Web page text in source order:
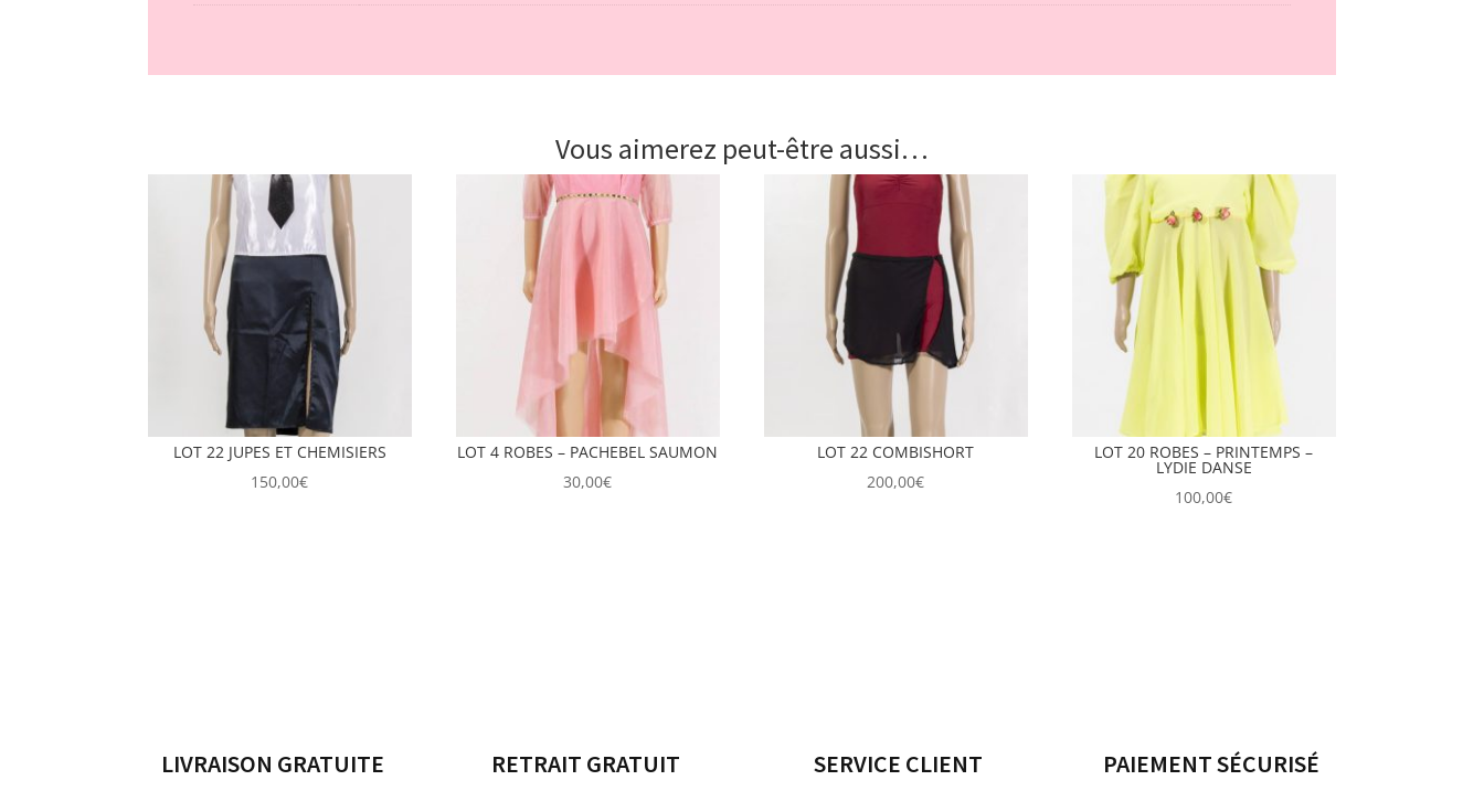
Vous aimerez peut-être aussi…
LOT 22 JUPES ET CHEMISIERS
150,00€
LOT 4 ROBES – PACHEBEL SAUMON
30,00€
LOT 22 COMBISHORT
200,00€
LOT 20 ROBES – PRINTEMPS –
LYDIE DANSE
100,00€
LIVRAISON GRATUITE RETRAIT GRATUIT SERVICE CLIENT PAIEMENT SÉCURISÉ